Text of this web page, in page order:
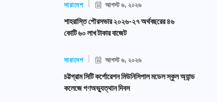
সারাদেশ আগস্ট ৬, ২০২৬
শাহরাস্তি পৌরসভার ২০২৬-২৭ অর্থবছরের ৪৬
কোটি ৬০ লাখ টাকার বাজেট
সারাদেশ আগস্ট ৬, ২০২৬
চট্টগ্রাম সিটি কর্পোরেশন মিউনিসিপাল মডেল স্কুল অ্যান্ড
কলেজে গণঅভ্যুত্থান দিবস